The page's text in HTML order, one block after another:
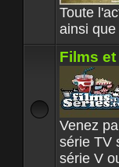
Toute
ainsi
Films
Venez
série TV
série V